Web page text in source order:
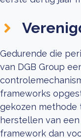
Gedurende die
van DGB Group
frameworks
gekozen methode
herstellen van
framework dan